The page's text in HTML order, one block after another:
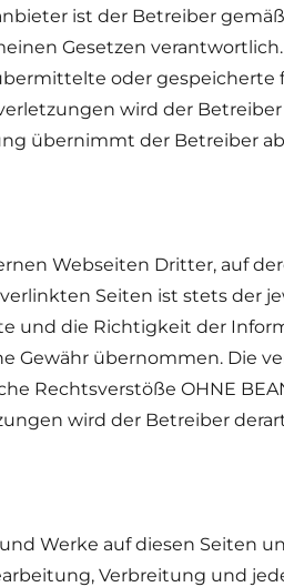
ist der Betreiber gemäß
Gesetzen verantwortlich.
oder gespeicherte
wird der
übernimmt der Betreiber
Webseiten Dritter, auf
Seiten ist stets der
und die Richtigkeit der
Gewähr übernommen. Die
Rechtsverstöße OHNE
wird der Betreiber
Werke auf diesen Seiten
Verbreitung und